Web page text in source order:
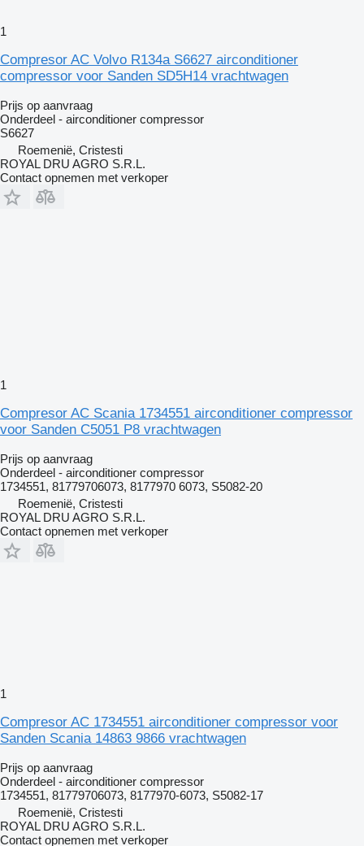
1
Compresor AC Volvo R134a S6627 airconditioner
compressor voor Sanden SD5H14 vrachtwagen
Prijs op aanvraag
Onderdeel - airconditioner compressor
S6627
Roemenië, Cristesti
ROYAL DRU AGRO S.R.L.
Contact opnemen met verkoper
1
Compresor AC Scania 1734551 airconditioner compressor
voor Sanden C5051 P8 vrachtwagen
Prijs op aanvraag
Onderdeel - airconditioner compressor
1734551, 81779706073, 8177970 6073, S5082-20
Roemenië, Cristesti
ROYAL DRU AGRO S.R.L.
Contact opnemen met verkoper
1
Compresor AC 1734551 airconditioner compressor voor
Sanden Scania 14863 9866 vrachtwagen
Prijs op aanvraag
Onderdeel - airconditioner compressor
1734551, 81779706073, 8177970-6073, S5082-17
Roemenië, Cristesti
ROYAL DRU AGRO S.R.L.
Contact opnemen met verkoper